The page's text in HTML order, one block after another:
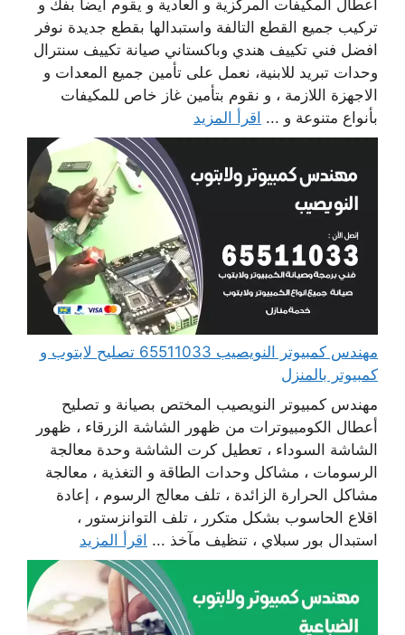
أعطال المكيفات المركزية و العادية و يقوم أيضا بفك و
تركيب جميع القطع التالفة واستبدالها بقطع جديدة نوفر
افضل فني تكييف هندي وباكستاني صيانة تكييف سنترال
وحدات تبريد للابنية، نعمل على تأمين جميع المعدات و
الاجهزة اللازمة ، و نقوم بتأمين غاز خاص للمكيفات
بأنواع متنوعة و ... اقرأ المزيد
مهندس كمبيوتر النويصيب 65511033 تصليح لابتوب و
كمبيوتر بالمنزل
مهندس كمبيوتر النويصيب المختص بصيانة و تصليح
أعطال الكومبيوترات من ظهور الشاشة الزرقاء ، ظهور
الشاشة السوداء ، تعطيل كرت الشاشة وحدة معالجة
الرسومات ، مشاكل وحدات الطاقة و التغذية ، معالجة
مشاكل الحرارة الزائدة ، تلف معالج الرسوم ، إعادة
اقلاع الحاسوب بشكل متكرر ، تلف التوانزستور ،
استبدال بور سبلاي ، تنظيف مآخذ ... اقرأ المزيد